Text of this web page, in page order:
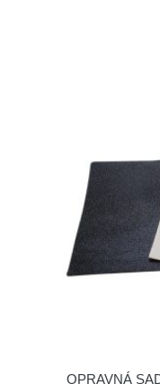
OPRAVNÁ